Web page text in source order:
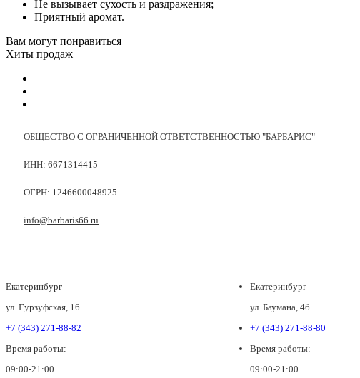
Не вызывает сухость и раздражения;
Приятный аромат.
Вам могут понравиться
Хиты продаж
ОБЩЕСТВО С ОГРАНИЧЕННОЙ ОТВЕТСТВЕННОСТЬЮ "БАРБАРИС"
ИНН: 6671314415
ОГРН: 1246600048925
info@barbaris66.ru
Екатеринбург
ул. Гурзуфская, 16
+7 (343) 271-88-82
Время работы:
09:00-21:00
Екатеринбург
ул. Баумана, 4б
+7 (343) 271-88-80
Время работы:
09:00-21:00